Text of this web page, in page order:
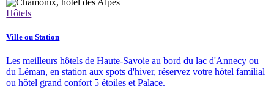
Hôtels
Ville ou Station
Les meilleurs hôtels de Haute-Savoie au bord du lac d'Annecy ou
du Léman, en station aux spots d'hiver, réservez votre hôtel familial
ou hôtel grand confort 5 étoiles et Palace.